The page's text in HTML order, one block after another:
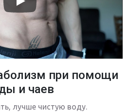
при помощи
и чаев
лучше чистую воду.